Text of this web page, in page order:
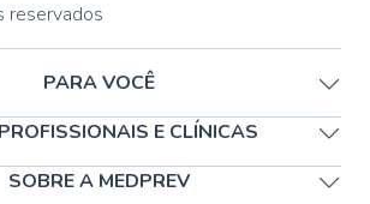
reservados
PARA VOCÊ
E CLÍNICAS
SOBRE A MEDPREV